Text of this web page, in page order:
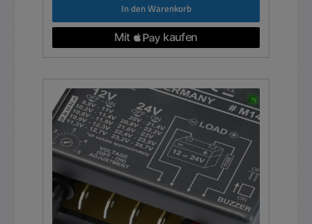
In den Warenkorb